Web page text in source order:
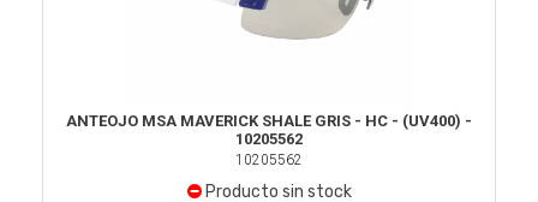
ANTEOJO MSA MAVERICK SHALE GRIS - HC - (UV400) -
10205562
10205562
Producto sin stock